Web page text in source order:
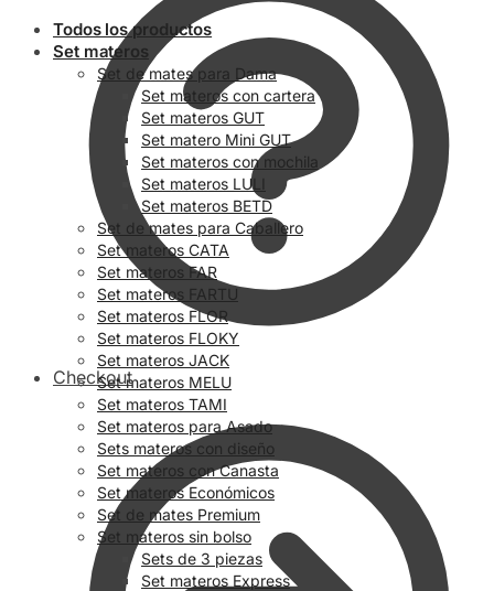
Checkout
Todos los productos
Set materos
Set de mates para Dama
Set materos con cartera
Set materos GUT
Set matero Mini GUT
Set materos con mochila
Set materos LULI
Set materos BETD
Set de mates para Caballero
Set materos CATA
Set materos FAR
Set materos FARTU
Set materos FLOR
Set materos FLOKY
Set materos JACK
Set materos MELU
Set materos TAMI
Set materos para Asado
Sets materos con diseño
Set materos con Canasta
Set materos Económicos
Set de mates Premium
Set materos sin bolso
Sets de 3 piezas
Set materos Express